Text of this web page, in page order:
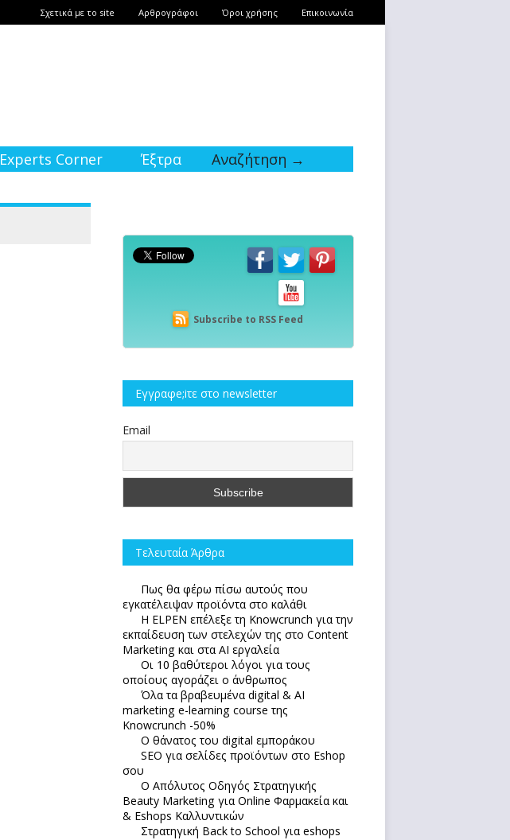
Σχετικά με το site Αρθρογράφοι Όροι χρήσης Επικοινωνία
Experts Corner Έξτρα Αναζήτηση →
Subscribe to RSS Feed
Εγγραφe;iτε στο newsletter
Email
Τελευταία Άρθρα
Πως θα φέρω πίσω αυτούς που
εγκατέλειψαν προϊόντα στο καλάθι
Η ELPEN επέλεξε τη Knowcrunch για την
εκπαίδευση των στελεχών της στο Content
Marketing και στα AI εργαλεία
Οι 10 βαθύτεροι λόγοι για τους
οποίους αγοράζει ο άνθρωπος
Όλα τα βραβευμένα digital & AI
marketing e-learning course της
Knowcrunch -50%
Ο θάνατος του digital εμποράκου
SEO για σελίδες προϊόντων στο Eshop
σου
Ο Απόλυτoς Οδηγός Στρατηγικής
Beauty Marketing για Online Φαρμακεία και
& Eshops Καλλυντικών
Στρατηγική Back to School για eshops